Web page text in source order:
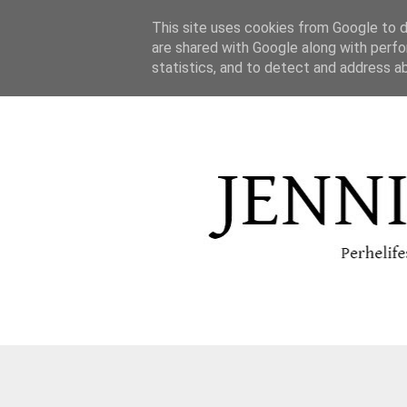
This site uses cookies from Google to
are shared with Google along with
statistics, and to detect and address